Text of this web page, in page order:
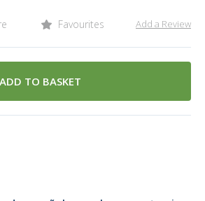
Favourites Add a Review
ADD TO BASKET